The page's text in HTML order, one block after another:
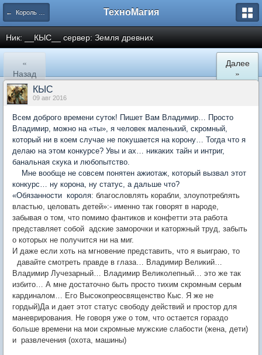
← Король Элинора — 2016 ТехноМагия
Ник: __КЫС__ сервер: Земля древних
«
Назад
Далее
»
КЫС
09 авг 2016
Всем доброго времени суток! Пишет Вам Владимир… Просто
Владимир, можно на «ты», я человек маленький, скромный,
который ни в коем случае не покушается на корону… Тогда что я
делаю на этом конкурсе? Увы и ах… никаких тайн и интриг,
банальная скука и любопытство.
Мне вообще не совсем понятен ажиотаж, который вызвал этот
конкурс… ну корона, ну статус, а дальше что?
«Обязанности короля: благословлять корабли, злоупотреблять
властью, целовать детей»:- именно так говорят в народе,
забывая о том, что помимо фантиков и конфетти эта работа
представляет собой адские заморочки и каторжный труд, забыть
о которых не получится ни на миг.
И даже если хоть на мгновение представить, что я выиграю, то
давайте смотреть правде в глаза… Владимир Великий…
Владимир Лучезарный… Владимир Великолепный… это же так
избито… А мне достаточно быть просто тихим скромным серым
кардиналом… Его Высокопреосвященство Кыс. Я же не
гордый)Да и дает этот статус свободу действий и простор для
маневрирования. Не говоря уже о том, что остается гораздо
больше времени на мои скромные мужские слабости (жена, дети)
и развлечения (охота, машины)